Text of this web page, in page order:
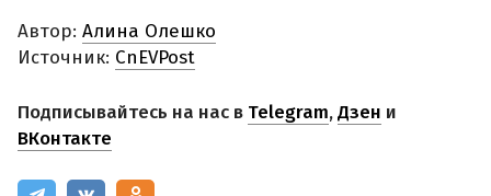
Автор: Алина Олешко
Источник: CnEVPost
Подписывайтесь на нас в Telegram,Дзен и
ВКонтакте